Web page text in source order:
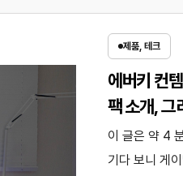
제품, 테크
에버키 컨
팩 소개, 그
이 글은 약 4
기다 보니 게